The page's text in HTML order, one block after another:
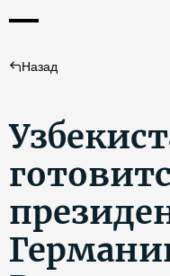
Назад